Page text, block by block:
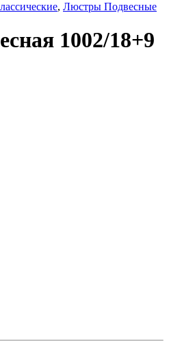
, Люстры Подвесные
1002/18+9